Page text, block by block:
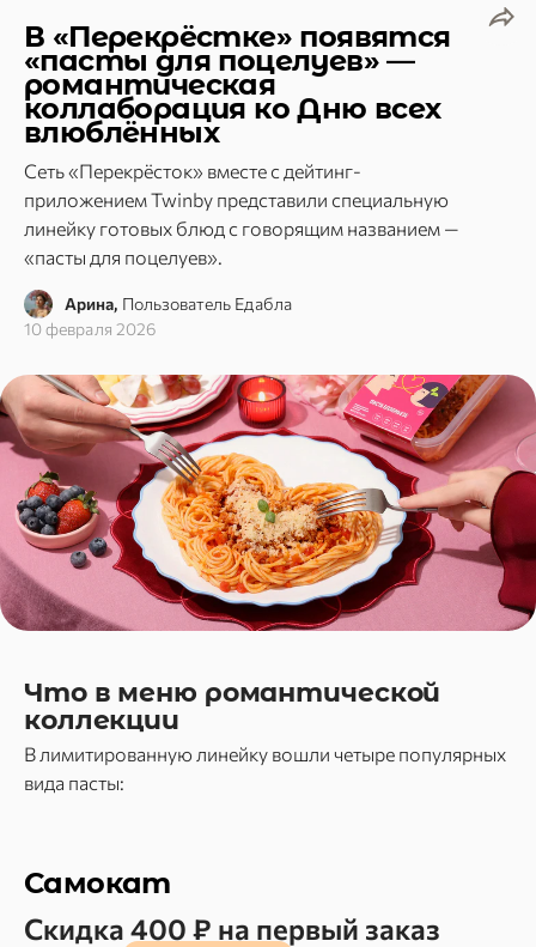
В «Перекрёстке» появятся
«пасты для поцелуев» —
романтическая
коллаборация ко Дню всех
влюблённых
Сеть «Перекрёсток» вместе с дейтинг-
приложением Twinby представили специальную
линейку готовых блюд с говорящим названием —
«пасты для поцелуев».
Арина, Пользователь Едабла
10 февраля 2026
Что в меню романтической
коллекции
В лимитированную линейку вошли четыре популярных
вида пасты:
Самокат
Скидка 400 ₽ на первый заказ